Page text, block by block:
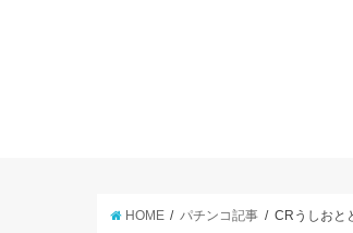
HOME パチンコ記事 CRうしおと